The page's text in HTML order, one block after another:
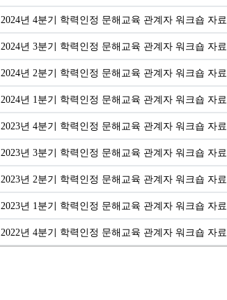
2024년 4분기 학력인정 문해교육 관계자 워크숍 자료
2024년 3분기 학력인정 문해교육 관계자 워크숍 자료
2024년 2분기 학력인정 문해교육 관계자 워크숍 자료
2024년 1분기 학력인정 문해교육 관계자 워크숍 자료
2023년 4분기 학력인정 문해교육 관계자 워크숍 자료
2023년 3분기 학력인정 문해교육 관계자 워크숍 자료
2023년 2분기 학력인정 문해교육 관계자 워크숍 자료
2023년 1분기 학력인정 문해교육 관계자 워크숍 자료
2022년 4분기 학력인정 문해교육 관계자 워크숍 자료